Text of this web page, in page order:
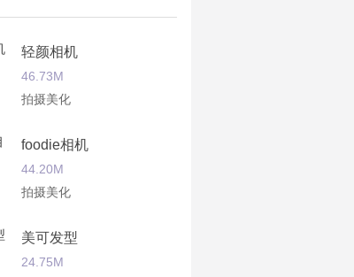
轻颜相机
46.73M
拍摄美化
foodie相机
44.20M
拍摄美化
美可发型
24.75M